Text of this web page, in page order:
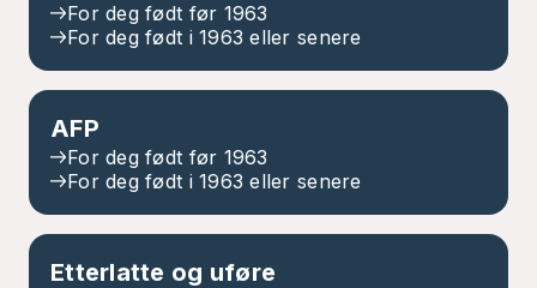
For deg født før 1963
For deg født i 1963 eller senere
AFP
For deg født før 1963
For deg født i 1963 eller senere
Etterlatte og uføre